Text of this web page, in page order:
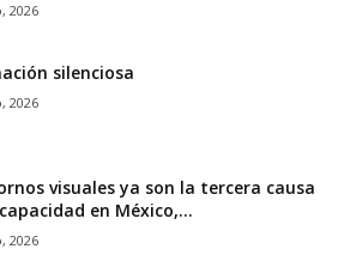
2026
silenciosa
2026
visuales ya son la tercera causa
en México,...
2026